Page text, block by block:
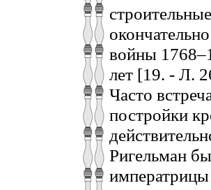
войны
лет [19. - Л.
Часто
постройки
Ригельман